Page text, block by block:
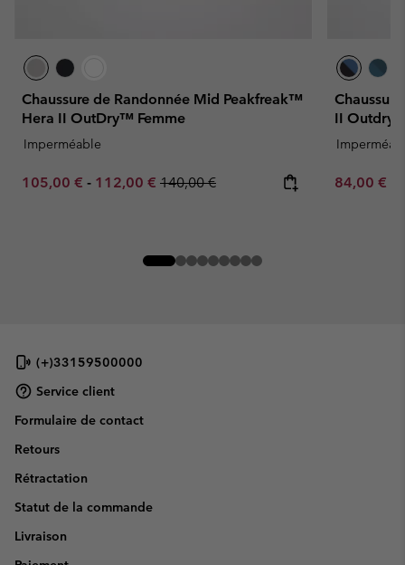
Chaussure de Randonnée Mid Peakfreak™
Hera II OutDry™ Femme
Imperméable
Minimum sale price:
105,00 € - Maximum sale price:
112,00 € Regular price:
140,00 €
II
Minimum
84,00 €
(+)33159500000
Service client
Formulaire de contact
Retours
Rétractation
Statut de la commande
Livraison